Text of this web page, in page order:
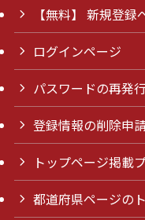
【無料】 新規登録
ログインページ
パスワードの再発
登録情報の削除申
トップページ掲載
都道府県ページの